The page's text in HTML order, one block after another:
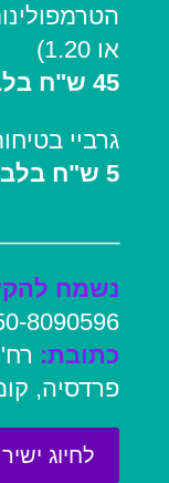
או 1.20)
45 ש"ח בלבד לילד
גרביי
5 ש"ח בלבד
נשמח
8090596
כתובת:
פרדסיה,
לחיוג ישיר